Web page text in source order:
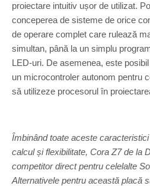
proiectare intuitiv ușor de utilizat.
conceperea de sisteme de orice
de operare complet care rulează
simultan, până la un simplu
LED-uri. De asemenea, este
un microcontroler autonom pentru
să utilizeze procesorul în
Îmbinând toate aceste
calcul și flexibilitate, Cora Z7 de la
competitor direct pentru celelalte
Alternativele pentru această placă